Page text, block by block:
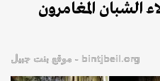
الشبان المغامرون
bintjbeil.org - موقع بنت جبيل